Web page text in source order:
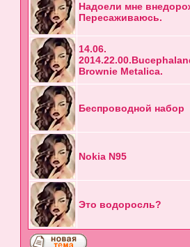
Надоели мне
Пересаживаюсь.
14.06.
Brownie Metalica.
Беспроводной набор
Nokia N95
Это водоросль?